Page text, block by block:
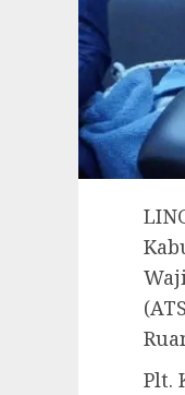
Plt.